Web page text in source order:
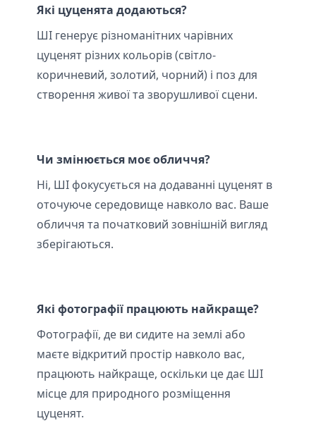
Які цуценята додаються?
ШІ генерує різноманітних чарівних
цуценят різних кольорів (світло-
коричневий, золотий, чорний) і поз для
створення живої та зворушливої сцени.
Чи змінюється моє обличчя?
Ні, ШІ фокусується на додаванні цуценят в
оточуюче середовище навколо вас. Ваше
обличчя та початковий зовнішній вигляд
зберігаються.
Які фотографії працюють найкраще?
Фотографії, де ви сидите на землі або
маєте відкритий простір навколо вас,
працюють найкраще, оскільки це дає ШІ
місце для природного розміщення
цуценят.